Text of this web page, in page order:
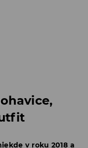
v roku 2018 a